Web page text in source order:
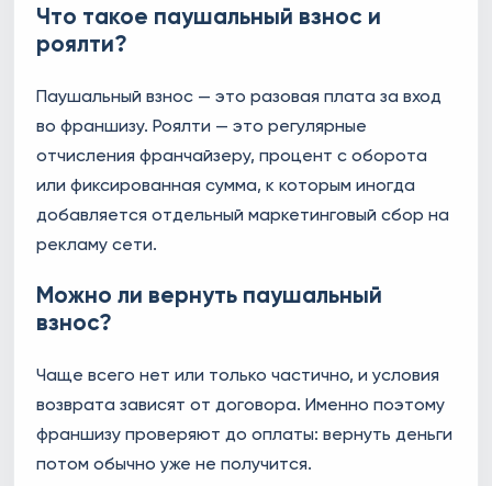
Что такое паушальный взнос и
роялти?
Паушальный взнос — это разовая плата за вход
во франшизу. Роялти — это регулярные
отчисления франчайзеру, процент с оборота
или фиксированная сумма, к которым иногда
добавляется отдельный маркетинговый сбор на
рекламу сети.
Можно ли вернуть паушальный
взнос?
Чаще всего нет или только частично, и условия
возврата зависят от договора. Именно поэтому
франшизу проверяют до оплаты: вернуть деньги
потом обычно уже не получится.